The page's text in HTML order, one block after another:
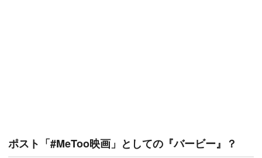
ポスト「#MeToo映画」としての『バービー』？